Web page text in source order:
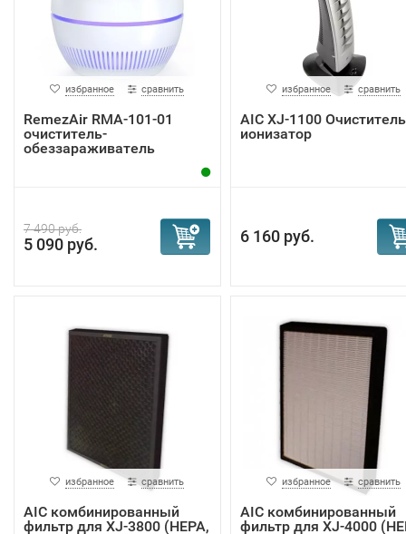
избранное сравнить
RemezAir RMA-101-01
очиститель-
обеззараживатель
7 490 руб.
5 090 руб.
избранное сравнить
AIC XJ-1100
ионизатор
6 160 руб.
избранное сравнить
AIC комбинированный
фильтр для XJ-3800 (НЕРА,
избранное сравнить
AIC комбинированный
фильтр для XJ-4000